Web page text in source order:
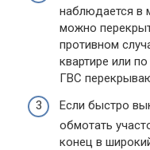
наблюдается в
можно
противном
квартире или
ГВС
Если быстро
обмотать
конец в